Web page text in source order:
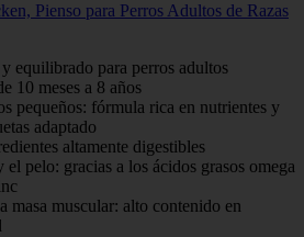
Pienso para Perros Adultos de Razas
equilibrado para perros adultos
10 meses a 8 años
pequeños: fórmula rica en nutrientes y
adaptado
altamente digestibles
pelo: gracias a los ácidos grasos omega
masa muscular: alto contenido en